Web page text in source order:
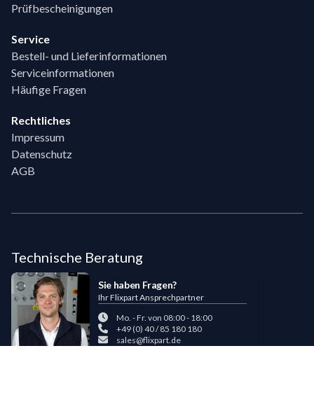
Prüfbescheinigungen
Service
Bestell- und Lieferinformationen
Serviceinformationen
Häufige Fragen
Rechtliches
Impressum
Datenschutz
AGB
Technische Beratung
Sie haben Fragen?
Ihr Flixpart Ansprechpartner
Mo. - Fr. von 08:00 - 18:00
+49 (0) 40 / 85 180 180
sales@flixpart.de